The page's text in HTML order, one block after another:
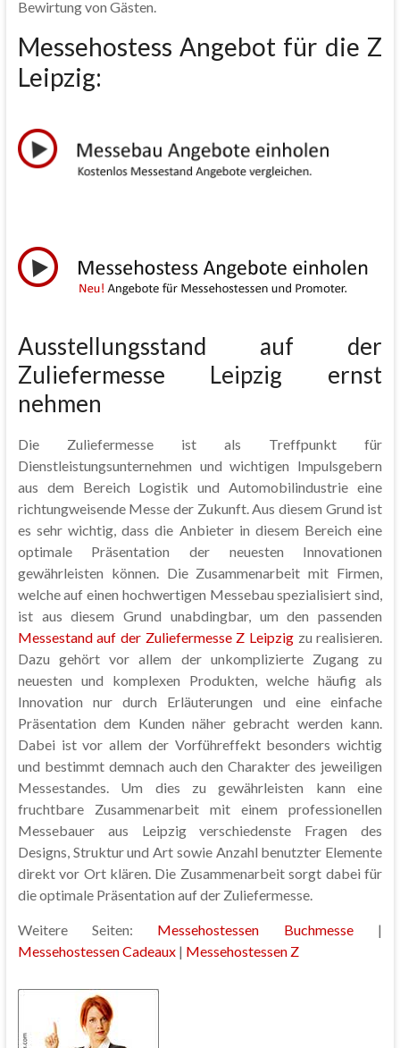
Bewirtung von Gästen.
Messehostess Angebot für die Z
Leipzig:
Ausstellungsstand auf der
Zuliefermesse Leipzig ernst
nehmen
Die Zuliefermesse ist als Treffpunkt für
Dienstleistungsunternehmen und wichtigen Impulsgebern
aus dem Bereich Logistik und Automobilindustrie eine
richtungweisende Messe der Zukunft. Aus diesem Grund ist
es sehr wichtig, dass die Anbieter in diesem Bereich eine
optimale Präsentation der neuesten Innovationen
gewährleisten können. Die Zusammenarbeit mit Firmen,
welche auf einen hochwertigen Messebau spezialisiert sind,
ist aus diesem Grund unabdingbar, um den passenden
Messestand auf der Zuliefermesse Z Leipzigzu realisieren.
Dazu gehört vor allem der unkomplizierte Zugang zu
neuesten und komplexen Produkten, welche häufig als
Innovation nur durch Erläuterungen und eine einfache
Präsentation dem Kunden näher gebracht werden kann.
Dabei ist vor allem der Vorführeffekt besonders wichtig
und bestimmt demnach auch den Charakter des jeweiligen
Messestandes. Um dies zu gewährleisten kann eine
fruchtbare Zusammenarbeit mit einem professionellen
Messebauer aus Leipzig verschiedenste Fragen des
Designs, Struktur und Art sowie Anzahl benutzter Elemente
direkt vor Ort klären. Die Zusammenarbeit sorgt dabei für
die optimale Präsentation auf der Zuliefermesse.
Weitere Seiten: Messehostessen Buchmesse|
Messehostessen Cadeaux| Messehostessen Z